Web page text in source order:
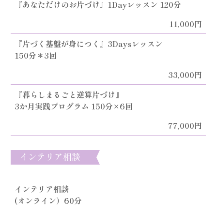
『あなただけのお片づけ』1Dayレッスン 120分
11,000円
『片づく基盤が身につく』3Daysレッスン
150分＊3回
33,000円
『暮らしまるごと逆算片づけ』
3か月実践プログラム 150分×6回
77,000円
インテリア相談
インテリア相談
(オンライン）60分